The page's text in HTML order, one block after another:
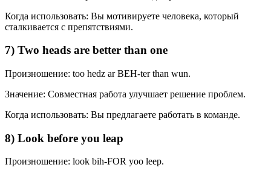
Когда использовать: Вы мотивируете человека, который
сталкивается с препятствиями.
7) Two heads are better than one
Произношение: too hedz ar BEH-ter than wun.
Значение: Совместная работа улучшает решение проблем.
Когда использовать: Вы предлагаете работать в команде.
8) Look before you leap
Произношение: look bih-FOR yoo leep.